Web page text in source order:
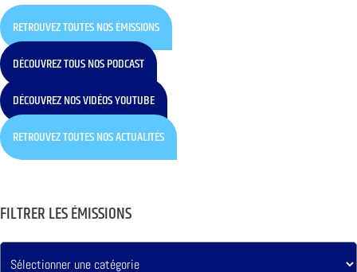
RETROUVEZ TOUTES NOS ÉMISSIONS
DÉCOUVREZ TOUS NOS PODCAST
DÉCOUVREZ NOS VIDÉOS YOUTUBE
RETROUVEZ TOUTES NOS ACTUALITÉS
FILTRER LES ÉMISSIONS